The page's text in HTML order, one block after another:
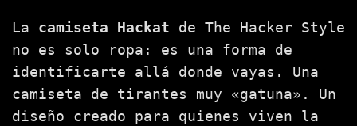
La camiseta Hackat de The Hacker Style
no es solo ropa: es una forma de
identificarte allá donde vayas. Una
camiseta de tirantes muy «gatuna». Un
diseño creado para quienes viven la